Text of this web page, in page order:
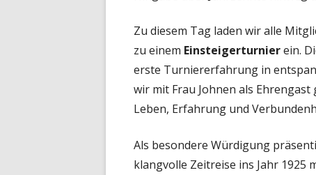
Zu diesem Tag laden wir alle
zu einem Einsteigerturnierein.
erste Turniererfahrung in
wir mit Frau Johnen als
Leben, Erfahrung und
Als besondere Würdigung
klangvolle Zeitreise ins Jahr 1925